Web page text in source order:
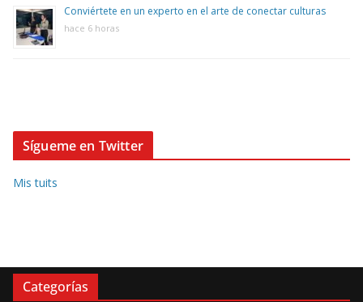
Conviértete en un experto en el arte de conectar culturas
hace 6 horas
Sígueme en Twitter
Mis tuits
Categorías